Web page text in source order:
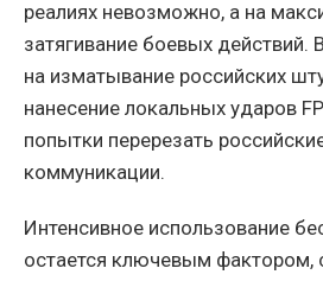
реалиях невозможно, а на
затягивание боевых действий.
на изматывание российских
нанесение локальных ударов
попытки перерезать
коммуникации.
Интенсивное использование
остается ключевым